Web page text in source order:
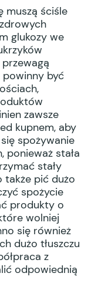
muszą ściśle
glukozy we
powinny być
zawsze
kupnem, aby
spożywanie
ponieważ stała
stały
także pić dużo
spożycie
produkty o
wolniej
się również
dużo tłuszczu
z
odpowiednią